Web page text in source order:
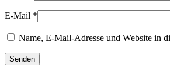
E-Mail *
Name, E-Mail-Adresse und Website in